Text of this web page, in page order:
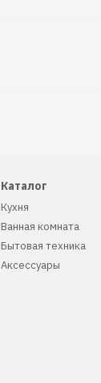
Каталог
Кухня
Ванная комната
Бытовая техника
Аксессуары